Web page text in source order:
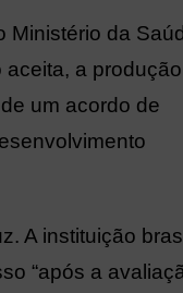
Ministério da
a
um acordo de
A instituição
“após a